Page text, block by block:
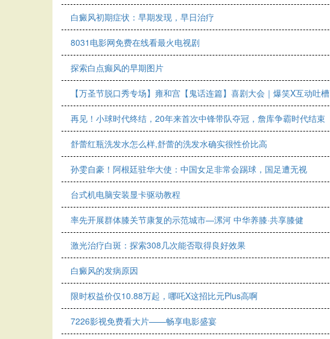
白癜风初期症状：早期发现，早日治疗
8031电影网免费在线看最火电视剧
探索白点癫风的早期图片
【万圣节脱口秀专场】雍和宫【鬼话连篇】喜剧大会｜爆笑X互动吐槽
再见！小球时代终结，20年来首次中锋带队夺冠，詹库争霸时代结束
舒蕾红瓶洗发水怎么样,舒蕾的洗发水确实很性价比高
孙雯自豪！阿根廷驻华大使：中国女足非常会踢球，国足遭无视
台式机电脑安装显卡驱动教程
率先开展群体膝关节康复的示范城市—漯河 中华养膝·共享膝健
激光治疗白斑：探索308几次能否取得良好效果
白癜风的发病原因
限时权益价仅10.88万起，哪吒X这招比元Plus高啊
7226影视免费看大片——畅享电影盛宴